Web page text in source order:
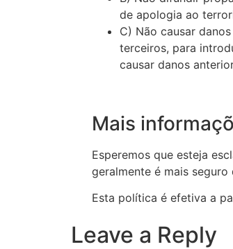
de apologia ao
C) Não causar
terceiros, para
causar danos
Mais
Esperemos que esteja
geralmente é mais
Esta política é efetiva a
Leave a Reply